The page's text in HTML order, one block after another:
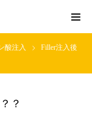
酸注入
Filler注入後
？